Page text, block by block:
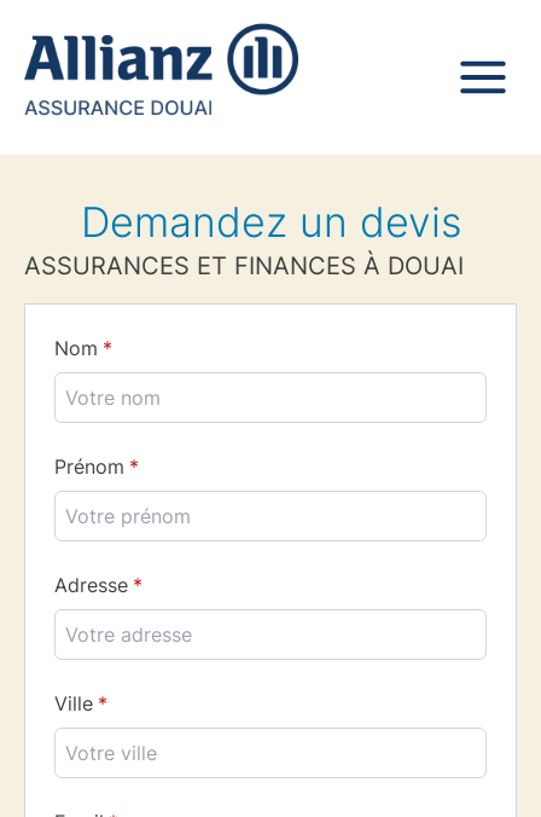
ASSURANCES ET FINANCES À DOUAI
Demandez un devis
Nom
Prénom
Adresse
Ville